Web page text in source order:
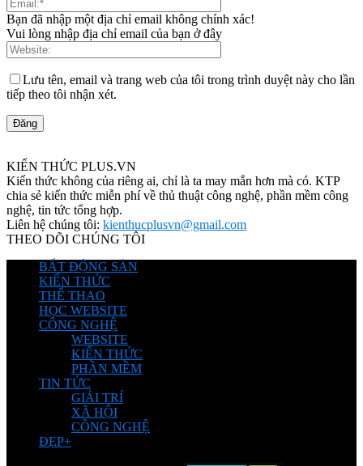
Bạn đã nhập một địa chỉ email không chính xác!
Vui lòng nhập địa chỉ email của bạn ở đây
Lưu tên, email và trang web của tôi trong trình duyệt này cho lần
tiếp theo tôi nhận xét.
KIẾN THỨC PLUS.VN
Kiến thức không của riêng ai, chỉ là ta may mắn hơn mà có. KTP
chia sẻ kiến thức miễn phí về thủ thuật công nghệ, phần mềm công
nghệ, tin tức tổng hợp.
Liên hệ chúng tôi: kienthucplusvn@gmail.com
THEO DÕI CHÚNG TÔI
BẤT ĐỘNG SẢN
KIẾN THỨC
THỂ THAO
HỌC WEBSITE
CÔNG NGHỆ
WEBSITE
KIẾN THỨC
PHẦN MỀM
TIN TỨC
GIẢI TRÍ
XÃ HỘI
CÔNG NGHỆ
ĐẸP+